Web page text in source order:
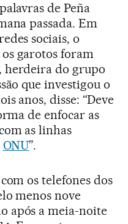
de Peña
passada. Em
sociais, o
garotos foram
herdeira do grupo
que investigou o
anos, disse: “Deve
de enfocar as
as linhas
ONU”.
os telefones dos
menos nove
após a meia-noite